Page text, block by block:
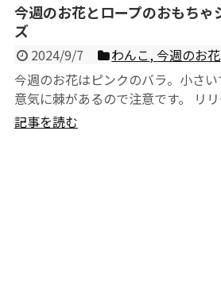
今週のお花とロープのおもちゃ
ズ
2024/9/7 わんこ,今週のお花
今週のお花はピンクのバラ。小さ
意気に棘があるので注意です。 リ
マは短足胴長のカニンヘンダックス
記事を読む